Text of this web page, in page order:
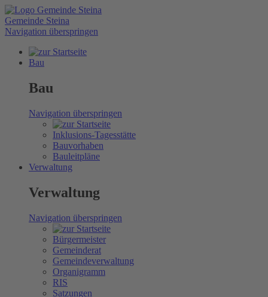
Gemeinde Steina
Navigation überspringen
Bau
Bau
Navigation überspringen
Inklusions-Tagesstätte
Bauvorhaben
Bauleitpläne
Verwaltung
Verwaltung
Navigation überspringen
Bürgermeister
Gemeinderat
Gemeindeverwaltung
Organigramm
RIS
Satzungen